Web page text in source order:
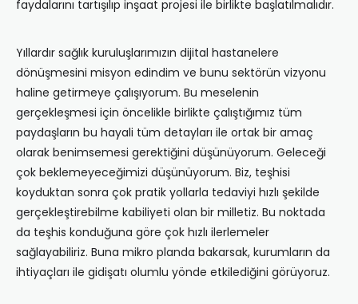
faydalarını tartışılıp inşaat projesi ile birlikte başlatılmalıdır.
Yıllardır sağlık kuruluşlarımızın dijital hastanelere
dönüşmesini misyon edindim ve bunu sektörün vizyonu
haline getirmeye çalışıyorum. Bu meselenin
gerçekleşmesi için öncelikle birlikte çalıştığımız tüm
paydaşların bu hayali tüm detayları ile ortak bir amaç
olarak benimsemesi gerektiğini düşünüyorum. Geleceği
çok beklemeyeceğimizi düşünüyorum. Biz, teşhisi
koyduktan sonra çok pratik yollarla tedaviyi hızlı şekilde
gerçekleştirebilme kabiliyeti olan bir milletiz. Bu noktada
da teşhis konduğuna göre çok hızlı ilerlemeler
sağlayabiliriz. Buna mikro planda bakarsak, kurumların da
ihtiyaçları ile gidişatı olumlu yönde etkilediğini görüyoruz.